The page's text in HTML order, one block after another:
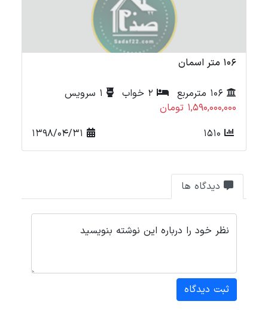
106 متر اسمان
1,590,000,000 تومان
دیدگاه ها
نظر خود را درباره این نوشته بنویسید
ثبت دیدگاه